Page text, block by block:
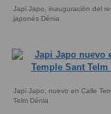
Japi Japo, inauguración del
japonés Dénia
Japi Japo, nuevo en Calle
Telm Dénia